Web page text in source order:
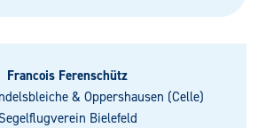
Francois Ferenschütz
& Oppershausen (Celle)
Segelflugverein Bielefeld